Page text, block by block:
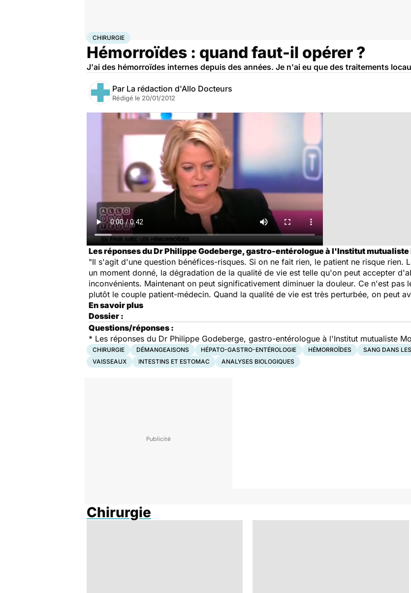
AccueilSantéMaladies
CHIRURGIE
Hémorroïdes : quand faut-il opérer ?
J'ai des hémorroïdes internes depuis des années. Je n'ai eu que des traitements
Par La rédaction d'Allo Docteurs
Rédigé le 20/01/2012
Les réponses du Dr Philippe Godeberge, gastro-entérologue à l'Institut
"Il s'agit d'une question bénéfices-risques. Si on ne fait rien, le patient ne risque rien.
un moment donné, la dégradation de la qualité de vie est telle qu'on peut accepter
inconvénients. Maintenant on peut significativement diminuer la douleur. Ce n'est
plutôt le couple patient-médecin. Quand la qualité de vie est très perturbée, on peut
En savoir plus
Dossier :
Questions/réponses :
* Les réponses du Dr Philippe Godeberge, gastro-entérologue à l'Institut mutualiste
CHIRURGIE DÉMANGEAISONS HÉPATO-GASTRO-ENTÉROLOGIE HÉMORROÏDES SANG DANS
VAISSEAUX
INTESTINS ET ESTOMAC ANALYSES BIOLOGIQUES
Chirurgie